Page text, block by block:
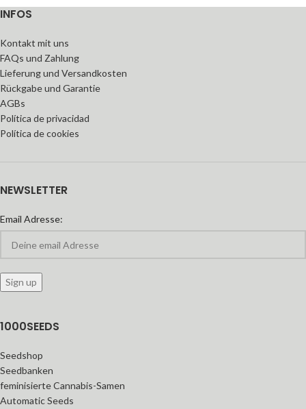
INFOS
Kontakt mit uns
FAQs und Zahlung
Lieferung und Versandkosten
Rückgabe und Garantie
AGBs
Política de privacidad
Política de cookies
NEWSLETTER
Email Adresse:
1000SEEDS
Seedshop
Seedbanken
feminisierte Cannabis-Samen
Automatic Seeds